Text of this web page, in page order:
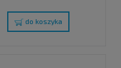
do koszyka